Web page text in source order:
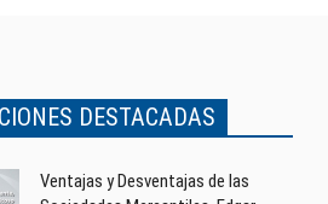
DESTACADAS
Ventajas y Desventajas de las